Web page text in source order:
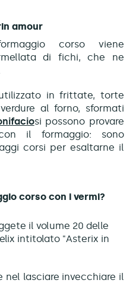
amour
corso viene
di fichi, che ne
in frittate, torte
al forno, sformati
si possono provare
il formaggio: sono
corsi per esaltarne il
corso con i vermi?
il volume 20 delle
intitolato "Asterix in
nel lasciare invecchiare il